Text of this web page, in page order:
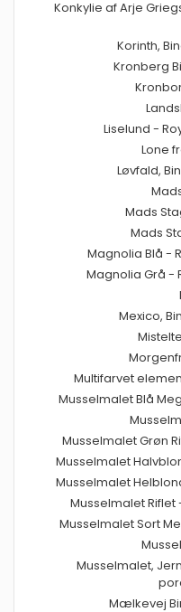
Konkylie af Arje
Korinth,
Kronberg
Liselund -
Lone
Løvfald,
Mads
Mads
Magnolia Blå -
Magnolia Grå -
Mexico,
Multifarvet
Musselmalet Blå
Musselmalet Grøn
Musselmalet
Musselmalet
Musselmalet
Musselmalet Sort
Musselmalet,
Mælkevej